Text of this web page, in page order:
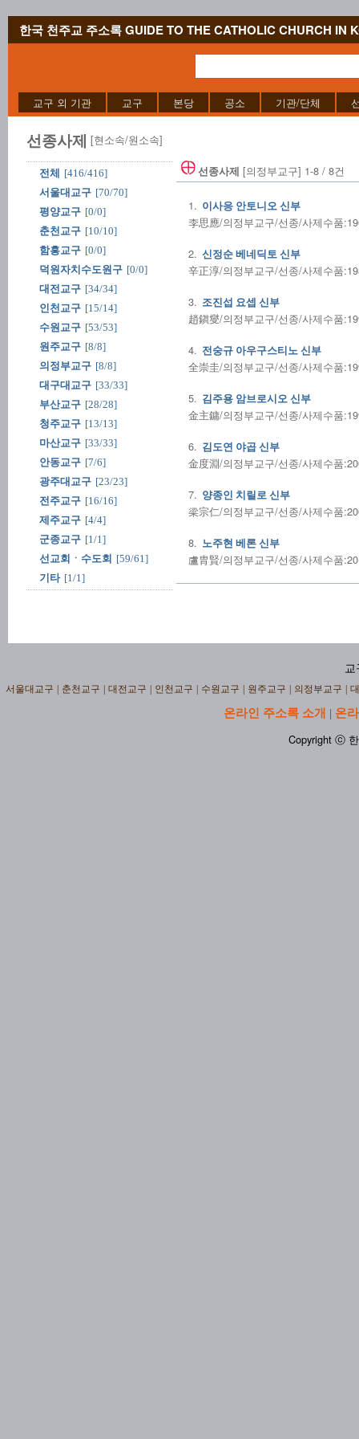
한국 천주교 주소록 GUIDE TO THE CATHOLIC CHURCH IN
교구 외 기관 교구 본당 공소 기관/단체
선종사제 [현소속/원소속]
전체
[416/416]
서울대교구 [70/70]
평양교구 [0/0]
춘천교구 [10/10]
함흥교구 [0/0]
덕원자치수도원구 [0/0]
대전교구 [34/34]
인천교구 [15/14]
수원교구 [53/53]
원주교구 [8/8]
의정부교구 [8/8]
대구대교구 [33/33]
부산교구 [28/28]
청주교구 [13/13]
마산교구 [33/33]
안동교구 [7/6]
광주대교구 [23/23]
전주교구 [16/16]
제주교구 [4/4]
군종교구 [1/1]
선교회ㆍ수도회 [59/61]
기타 [1/1]
선종사제 [의정부교구] 1-8 / 8건
1. 이사응 안토니오 신부
李思應/의정부교구/선종/사제수품
2. 신정순 베네딕토 신부
辛正淳/의정부교구/선종/사제수품
3. 조진섭 요셉 신부
趙鎭燮/의정부교구/선종/사제수품
4. 전숭규 아우구스티노 신부
全崇圭/의정부교구/선종/사제수품
5. 김주용 암브로시오 신부
金主鏞/의정부교구/선종/사제수품
6. 김도연 야곱 신부
金度淵/의정부교구/선종/사제수품
7. 양종인 치릴로 신부
梁宗仁/의정부교구/선종/사제수품
8. 노주현 베론 신부
盧胄賢/의정부교구/선종/사제수품
교
서울대교구 춘천교구 대전교구 인천교구 수원교구 원주교구 의정부교구
온라인 주소록 소개 | 온
Copyright ⓒ